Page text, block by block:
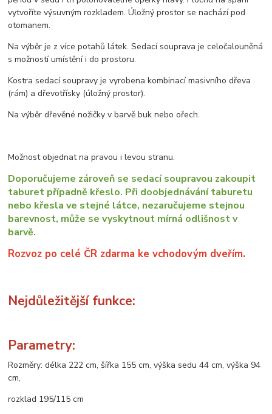
vytvoříte výsuvným rozkladem. Úložný prostor se nachází pod
otomanem.
Na výběr je z více potahů látek. Sedací souprava je celočalouněná
s možností umístění i do prostoru.
Kostra sedací soupravy je vyrobena kombinací masivního dřeva
(rám) a dřevotřísky (úložný prostor).
Na výběr dřevěné nožičky v barvě buk nebo ořech.
Možnost objednat na pravou i levou stranu.
Doporučujeme zároveň se sedací soupravou zakoupit
taburet případně křeslo. Při doobjednávání taburetu
nebo křesla ve stejné látce, nezaručujeme stejnou
barevnost, může se vyskytnout mírná odlišnost v
barvě.
Rozvoz po celé ČR zdarma ke vchodovým dveřím.
Nejdůležitější funkce:
Parametry:
Rozměry: délka 222 cm, šířka 155 cm, výška sedu 44 cm, výška 94
cm,
rozklad 195/115 cm